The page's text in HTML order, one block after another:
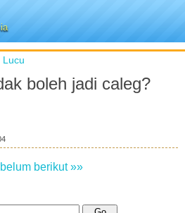
Lucu
boleh jadi caleg?
berikut »»